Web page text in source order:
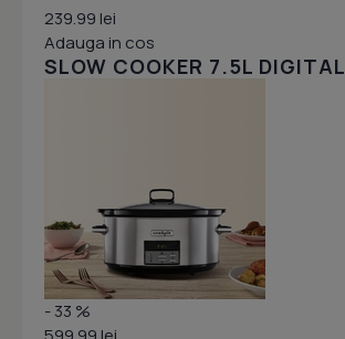
239.99 lei
Adauga in cos
SLOW COOKER 7.5L DIGITAL
- 33 %